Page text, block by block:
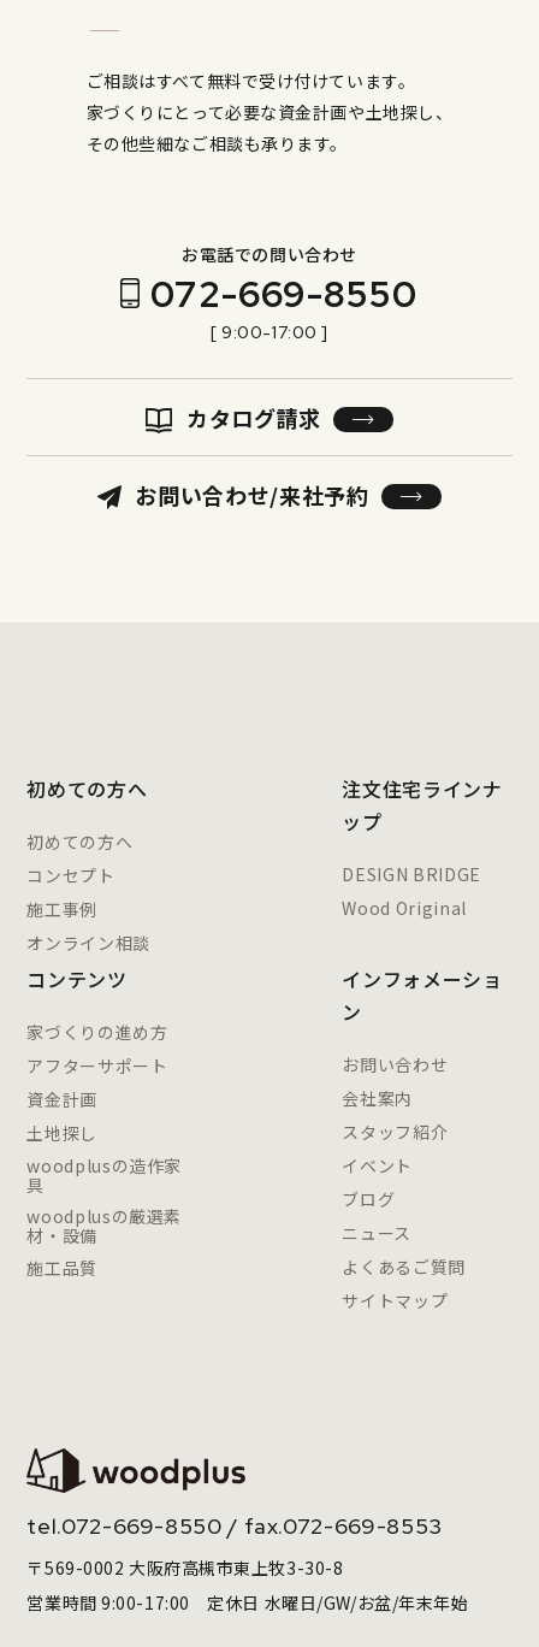
ご相談はすべて無料で受け付けています。
家づくりにとって必要な資金計画や土地探し、
その他些細なご相談も承ります。
お電話での問い合わせ
072-669-8550
[ 9:00-17:00 ]
カタログ請求
お問い合わせ/来社予約
初めての方へ
初めての方へ
コンセプト
施工事例
オンライン相談
注文住宅ラインナ
ップ
DESIGN BRIDGE
Wood Original
コンテンツ
家づくりの進め方
アフターサポート
資金計画
土地探し
woodplusの造作家
具
woodplusの厳選素
材・設備
施工品質
インフォメーショ
ン
お問い合わせ
会社案内
スタッフ紹介
イベント
ブログ
ニュース
よくあるご質問
サイトマップ
tel.072-669-8550 / fax.072-669-8553
〒569-0002 大阪府高槻市東上牧3-30-8
営業時間 9:00-17:00 定休日 水曜日/GW/お盆/年末年始